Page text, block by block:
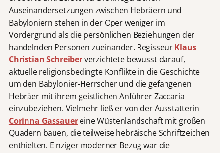
Auseinandersetzungen zwischen Hebräern und
Babyloniern stehen in der Oper weniger im
Vordergrund als die persönlichen Beziehungen der
handelnden Personen zueinander. RegisseurKlaus
Christian Schreiberverzichtete bewusst darauf,
aktuelle religionsbedingte Konflikte in die Geschichte
um den Babylonier-Herrscher und die gefangenen
Hebräer mit ihrem geistlichen Anführer Zaccaria
einzubeziehen. Vielmehr ließ er von der Ausstatterin
Corinna Gassauereine Wüstenlandschaft mit großen
Quadern bauen, die teilweise hebräische Schriftzeichen
enthielten. Einziger moderner Bezug war die